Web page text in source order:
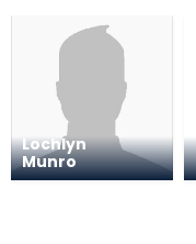
Lochlyn
Munro